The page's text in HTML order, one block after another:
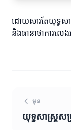
ដោយសារតែយុទ្ធសា
និងធានាថាការល
មុន
យុទ្ធសាស្រ្តស